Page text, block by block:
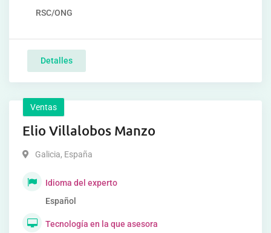
RSC/ONG
Detalles
Ventas
Elio Villalobos Manzo
Galicia, España
Idioma del experto
Español
Tecnología en la que asesora